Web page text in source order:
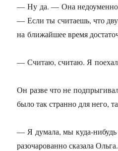
— Ну да. — Она недоуменно
— Если ты считаешь, что
на ближайшее время
— Считаю, считаю. Я
Он разве что не
было так странно для него,
— Я думала, мы куда-
разочарованно сказала